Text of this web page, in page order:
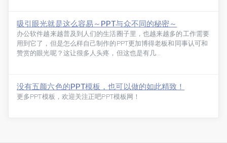
吸引眼光就是这么容易～PPT与众不同的秘密～
办公软件越来越普及到人们的生活圈子里，也越来越多的工作需要
用到它了，但是怎么样自己制作的PPT更加博得老板和同事认可和
赞赏的眼光呢？这让很多人头疼，但这也是有几...
没有五颜六色的PPT模板，也可以做的如此精致！
更多PPT模板，欢迎关注正吧PPT模板网！